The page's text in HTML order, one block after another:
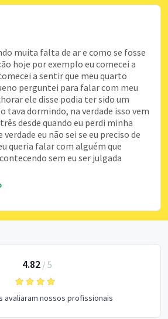
muita falta de ar e como se fosse
hoje por exemplo eu comecei a
a sentir que meu quarto
perguntei para falar com meu
ele disse podia ter sido um
tava dormindo, na verdade isso vem
desde quando eu perdi minha
verdade eu não sei se eu preciso de
queria falar com alguém que
sem eu ser julgada
4.82/ 5
avaliaram nossos profissionais